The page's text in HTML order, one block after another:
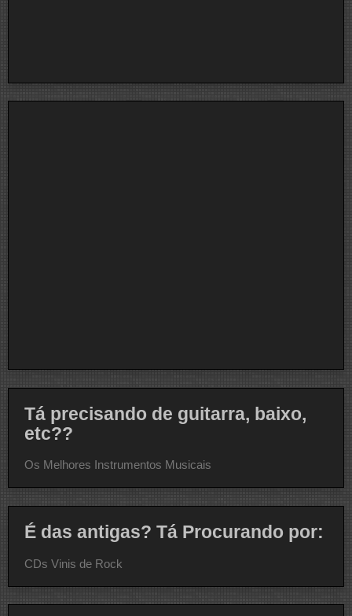
Tá precisando de guitarra, baixo,
etc??
Os Melhores Instrumentos Musicais
É das antigas? Tá Procurando por:
CDs Vinis de Rock